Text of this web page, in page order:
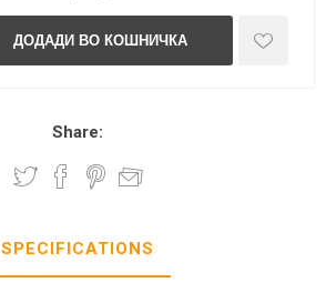
Share:
SPECIFICATIONS